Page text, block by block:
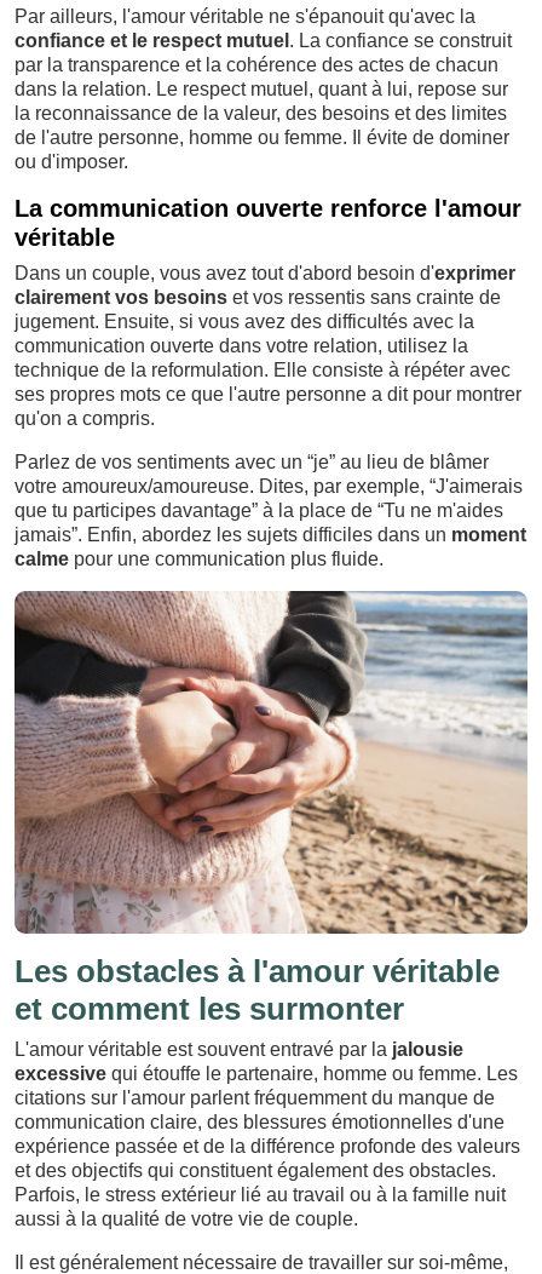
Par ailleurs, l'amour véritable ne s'épanouit qu'avec la
confiance et le respect mutuel . La confiance se construit
par la transparence et la cohérence des actes de chacun
dans la relation. Le respect mutuel, quant à lui, repose sur
la reconnaissance de la valeur, des besoins et des limites
de l'autre personne, homme ou femme. Il évite de dominer
ou d'imposer.
La communication ouverte renforce l'amour
véritable
Dans un couple, vous avez tout d'abord besoin d'exprimer
clairement vos besoins et vos ressentis sans crainte de
jugement. Ensuite, si vous avez des difficultés avec la
communication ouverte dans votre relation, utilisez la
technique de la reformulation. Elle consiste à répéter avec
ses propres mots ce que l'autre personne a dit pour montrer
qu'on a compris.
Parlez de vos sentiments avec un “je” au lieu de blâmer
votre amoureux/amoureuse. Dites, par exemple, “J'aimerais
que tu participes davantage” à la place de “Tu ne m'aides
jamais”. Enfin, abordez les sujets difficiles dans un moment
calme pour une communication plus fluide.
Les obstacles à l'amour véritable
et comment les surmonter
L'amour véritable est souvent entravé par la jalousie
excessive qui étouffe le partenaire, homme ou femme. Les
citations sur l'amour parlent fréquemment du manque de
communication claire, des blessures émotionnelles d'une
expérience passée et de la différence profonde des valeurs
et des objectifs qui constituent également des obstacles.
Parfois, le stress extérieur lié au travail ou à la famille nuit
aussi à la qualité de votre vie de couple.
Il est généralement nécessaire de travailler sur soi-même,